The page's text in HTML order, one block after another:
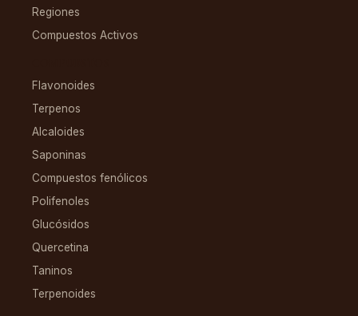
Regiones
Compuestos Activos
Flavonoides
Terpenos
Alcaloides
Saponinas
Compuestos fenólicos
Polifenoles
Glucósidos
Quercetina
Taninos
Terpenoides